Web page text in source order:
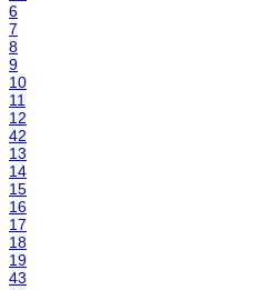
6
7
8
9
10
11
12
42
13
14
15
16
17
18
19
43